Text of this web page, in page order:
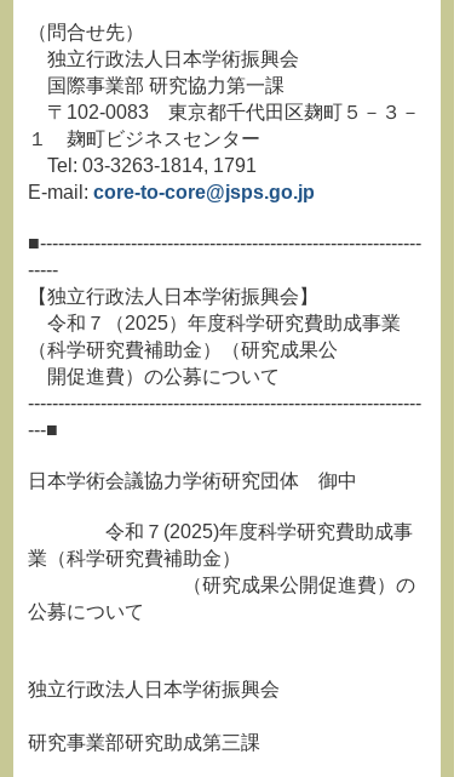
（問合せ先）
独立行政法人日本学術振興会
国際事業部 研究協力第一課
〒102-0083 東京都千代田区麹町５－３－
１ 麹町ビジネスセンター
Tel: 03-3263-1814, 1791
E-mail: core-to-core@jsps.go.jp
■---------------------------------------------------------------
-----
【独立行政法人日本学術振興会】
令和７（2025）年度科学研究費助成事業
（科学研究費補助金）（研究成果公
開促進費）の公募について
-----------------------------------------------------------------
---■
日本学術会議協力学術研究団体 御中
令和７(2025)年度科学研究費助成事
業（科学研究費補助金）
（研究成果公開促進費）の
公募について
独立行政法人日本学術振興会
研究事業部研究助成第三課